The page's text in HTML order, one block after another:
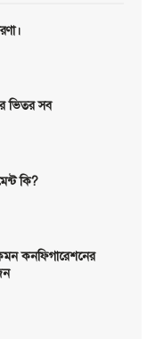
ভিতর সব
কি?
কনফিগারেশনের